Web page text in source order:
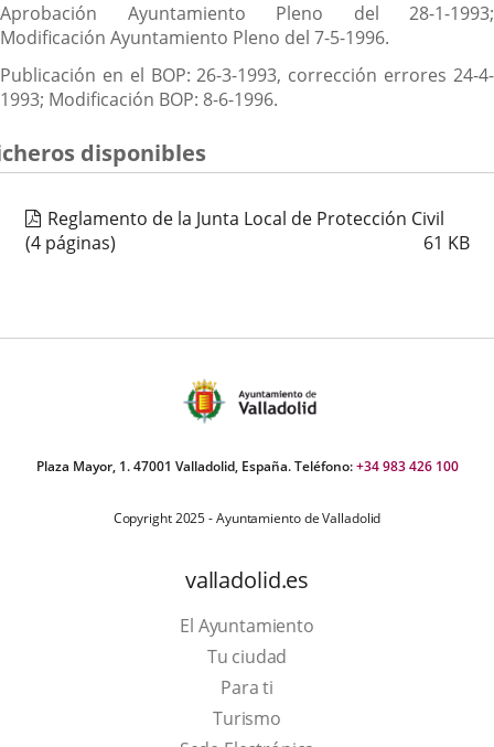
Aprobación Ayuntamiento Pleno del 28-1-1993;
Modificación Ayuntamiento Pleno del 7-5-1996.
Publicación en el BOP: 26-3-1993, corrección errores 24-4-
1993; Modificación BOP: 8-6-1996.
disponibles
Reglamento de la Junta Local de Protección Civil
61 KB
(4 páginas)
Plaza Mayor, 1. 47001 Valladolid, España. Teléfono:+34 983 426 100
Copyright 2025 - Ayuntamiento de Valladolid
valladolid.es
El Ayuntamiento
Tu ciudad
Para ti
TurismoEste